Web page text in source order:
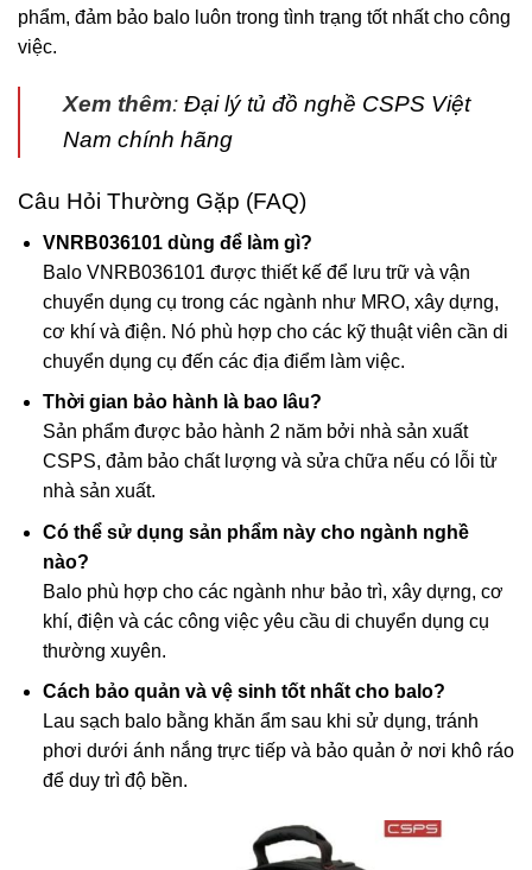
phẩm, đảm bảo balo luôn trong tình trạng tốt nhất cho công
việc.
Xem thêm: Đại lý tủ đồ nghề CSPS Việt
Nam chính hãng
Câu Hỏi Thường Gặp (FAQ)
VNRB036101 dùng để làm gì?
Balo VNRB036101 được thiết kế để lưu trữ và vận
chuyển dụng cụ trong các ngành như MRO, xây dựng,
cơ khí và điện. Nó phù hợp cho các kỹ thuật viên cần di
chuyển dụng cụ đến các địa điểm làm việc.
Thời gian bảo hành là bao lâu?
Sản phẩm được bảo hành 2 năm bởi nhà sản xuất
CSPS, đảm bảo chất lượng và sửa chữa nếu có lỗi từ
nhà sản xuất.
Có thể sử dụng sản phẩm này cho ngành nghề
nào?
Balo phù hợp cho các ngành như bảo trì, xây dựng, cơ
khí, điện và các công việc yêu cầu di chuyển dụng cụ
thường xuyên.
Cách bảo quản và vệ sinh tốt nhất cho balo?
Lau sạch balo bằng khăn ẩm sau khi sử dụng, tránh
phơi dưới ánh nắng trực tiếp và bảo quản ở nơi khô ráo
để duy trì độ bền.